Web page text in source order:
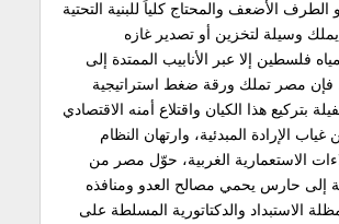
الطرف الأضعف والمحتاج كلياً للبنية التحتية
يملك وسيلة لتخزين أو تصدير غازه
فلسطين إلا عبر الأنابيب الممتدة إلى
فإن مصر تملك ورقة ضغط استراتيجية
بتركيع هذا الكيان واقتلاع أمنه الاقتصادي
الإرادة المبدئية، وارتهان النظام
الاستعمارية الغربية، حوّل مصر من
إلى حارس يحمي مصالح العدو ومنافذه
الاستبداد والدكتاتورية المسلطة على